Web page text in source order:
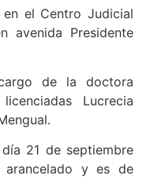
el Centro Judicial
avenida Presidente
de la doctora
Lucrecia
21 de septiembre
y es de